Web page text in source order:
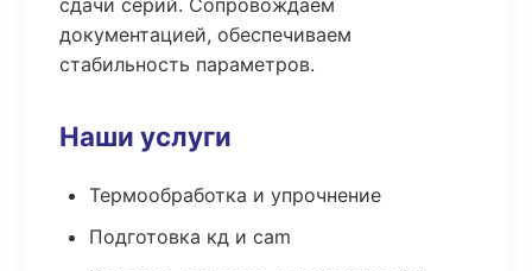
сдачи серий. Сопровождаем
документацией, обеспечиваем
стабильность параметров.
Наши услуги
Термообработка и упрочнение
Подготовка кд и cam